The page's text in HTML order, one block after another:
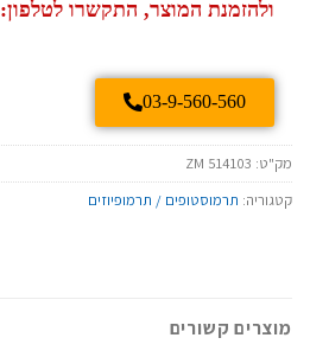
ולהזמנת המוצר, התקשרו לטלפון:
03-9-560-560
מק"ט: ZM 514103
קטגוריה: תרמוסטופים / תרמופיוזים
מוצרים קשורים